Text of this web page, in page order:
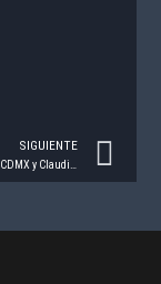
SIGUIENTE
Evaluación Alcaldes CDMX y Claudia Sheinbaum